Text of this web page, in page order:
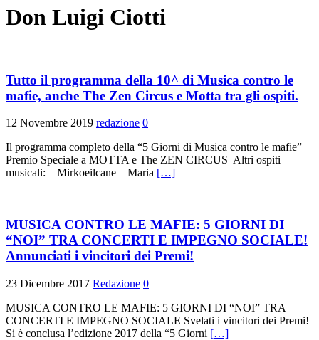
Don Luigi Ciotti
Tutto il programma della 10^ di Musica contro le
mafie, anche The Zen Circus e Motta tra gli ospiti.
12 Novembre 2019 redazione 0
Il programma completo della “5 Giorni di Musica contro le mafie”
Premio Speciale a MOTTA e The ZEN CIRCUS Altri ospiti
musicali: – Mirkoeilcane – Maria […]
MUSICA CONTRO LE MAFIE: 5 GIORNI DI
“NOI” TRA CONCERTI E IMPEGNO SOCIALE!
Annunciati i vincitori dei Premi!
23 Dicembre 2017 Redazione 0
MUSICA CONTRO LE MAFIE: 5 GIORNI DI “NOI” TRA
CONCERTI E IMPEGNO SOCIALE Svelati i vincitori dei Premi!
Si è conclusa l’edizione 2017 della “5 Giorni […]